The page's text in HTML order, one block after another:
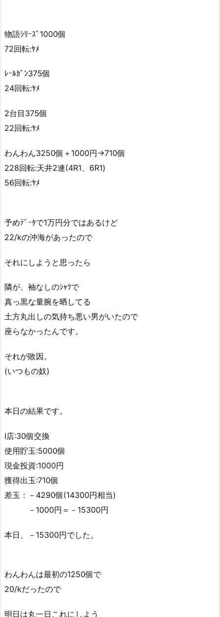
物語ｼﾘｰｽﾞ1000個
72回転:ﾔﾒ
ﾚｰﾙｶﾞﾝ375個
24回転:ﾔﾒ
2台目375個
22回転:ﾔﾒ
わんわん3250個＋1000円→710個
228回転:天井2連(4R1、6R1)
56回転:ﾔﾒ
予めﾃﾞｰﾀで1万円分ではあるけど
22/kの沖海があったので
それにしようと思ったら
隣が、袖なしのｼｬﾂで
真っ黒な量腕を晒してる
土方丸出しの気持ち悪い男がいたので
座らなかったんです。
それが敗因。
(いつもの奴)
本日の結果です。
I店:30個交換
使用貯玉:5000個
現金投資:1000円
獲得出玉:710個
差玉：－4290個(14300円相当)
－1000円＝－15300円
本日、－15300円でした。
わんわんは最初の1250個で
20/kだったので
明日は丸一日これにしよう